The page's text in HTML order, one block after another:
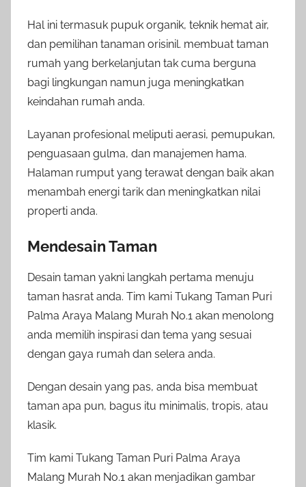
Hal ini termasuk pupuk organik, teknik hemat air,
dan pemilihan tanaman orisinil. membuat taman
rumah yang berkelanjutan tak cuma berguna
bagi lingkungan namun juga meningkatkan
keindahan rumah anda.
Layanan profesional meliputi aerasi, pemupukan,
penguasaan gulma, dan manajemen hama.
Halaman rumput yang terawat dengan baik akan
menambah energi tarik dan meningkatkan nilai
properti anda.
Mendesain Taman
Desain taman yakni langkah pertama menuju
taman hasrat anda. Tim kami Tukang Taman Puri
Palma Araya Malang Murah No.1 akan menolong
anda memilih inspirasi dan tema yang sesuai
dengan gaya rumah dan selera anda.
Dengan desain yang pas, anda bisa membuat
taman apa pun, bagus itu minimalis, tropis, atau
klasik.
Tim kami Tukang Taman Puri Palma Araya
Malang Murah No.1 akan menjadikan gambar